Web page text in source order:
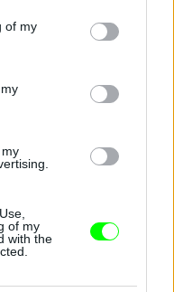
You may click to
its third-party tags to
in below Google
of my
of my
with the
Russellel